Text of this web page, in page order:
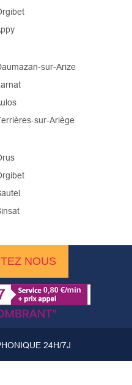
sur-Arize
sur-Ariège
NOUS
24H/7J